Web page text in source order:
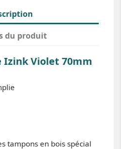
du produit
Izink Violet 70mm
tampons en bois spécial